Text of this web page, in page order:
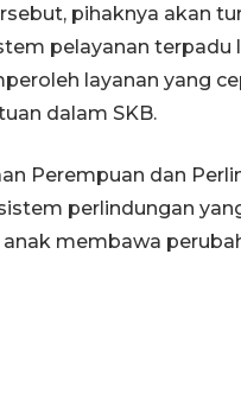
pihaknya akan
pelayanan
layanan yang
dalam SKB.
Perempuan dan
perlindungan
membawa